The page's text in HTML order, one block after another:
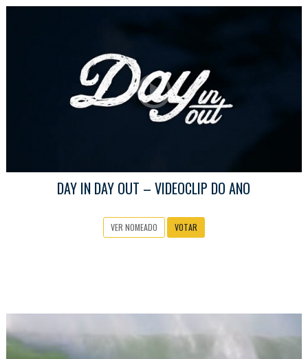
DAY IN DAY OUT – VIDEOCLIP DO ANO
VER NOMEADO VOTAR